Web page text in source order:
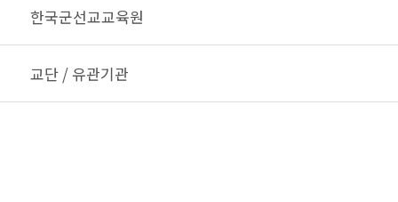
한국군선교교육원
교단 / 유관기관